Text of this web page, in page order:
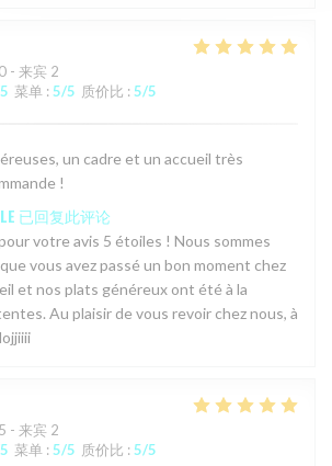
- 来宾 2
菜单 : 5/5 质价比 : 5/5
un cadre et un accueil très
!
已回复此评论
votre avis 5 étoiles ! Nous sommes
vous avez passé un bon moment chez
et nos plats généreux ont été à la
Au plaisir de vous revoir chez nous, à
- 来宾 2
菜单 : 5/5 质价比 : 5/5